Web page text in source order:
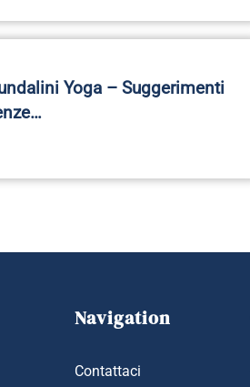
Yoga – Suggerimenti
Navigation
Contattaci